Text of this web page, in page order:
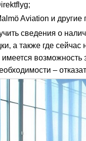
Aviation и другие
сведения о
а также где
имеется возможность
–